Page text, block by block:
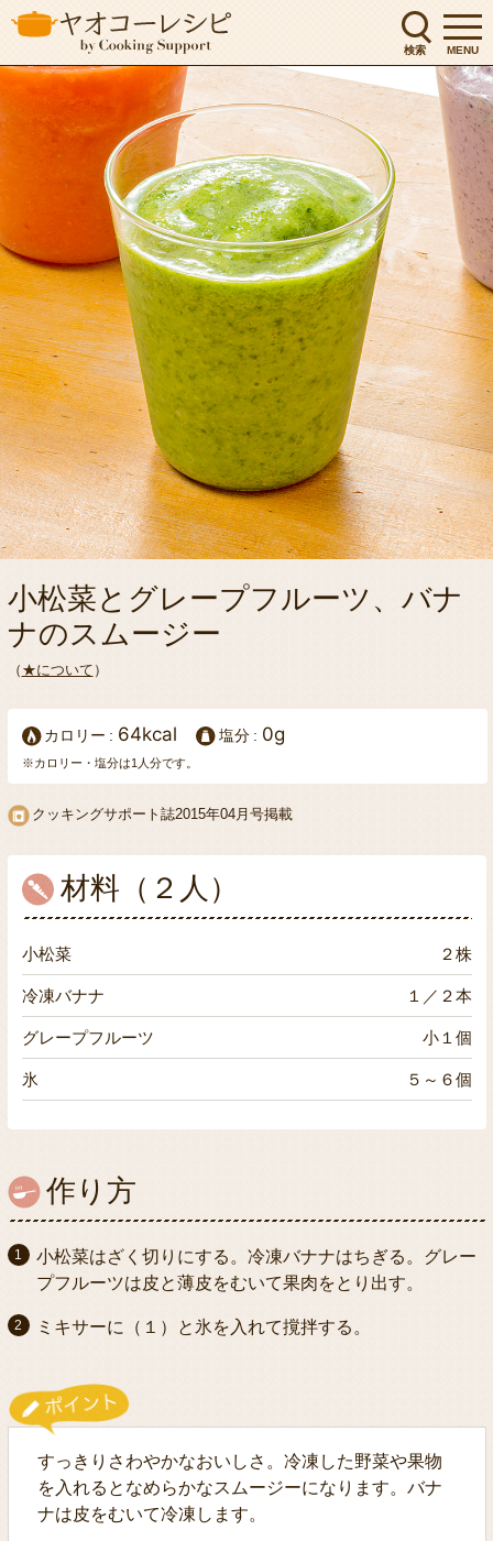
検索 MENU
小松菜とグレープフルーツ、バナ
ナのスムージー
（ ★について ）
カロリー 64kcal 塩分 0g
※カロリー・塩分は1人分です。
クッキングサポート誌2015年04月号掲載
材料（２人）
小松菜 ２株
冷凍バナナ １／２本
グレープフルーツ 小１個
氷 ５～６個
作り方
小松菜はざく切りにする。冷凍バナナはちぎる。グレー
プフルーツは皮と薄皮をむいて果肉をとり出す。
ミキサーに（１）と氷を入れて撹拌する。
すっきりさわやかなおいしさ。冷凍した野菜や果物
を入れるとなめらかなスムージーになります。バナ
ナは皮をむいて冷凍します。